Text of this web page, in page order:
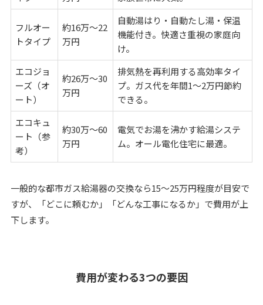
フルオー
トタイプ
約16万～22
万円
自動湯はり・自動たし湯・保温
機能付き。快適さ重視の家庭向
け。
エコジョ
ーズ（オ
ート）
約26万～30
万円
排気熱を再利用する高効率タイ
プ。ガス代を年間1〜2万円節約
できる。
エコキュ
ート（参
考）
約30万～60
万円
電気でお湯を沸かす給湯システ
ム。オール電化住宅に最適。
一般的な都市ガス給湯器の交換なら15〜25万円程度が目安で
すが、「どこに頼むか」「どんな工事になるか」で費用が上
下します。
費用が変わる3つの要因